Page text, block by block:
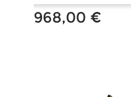
968,00 €